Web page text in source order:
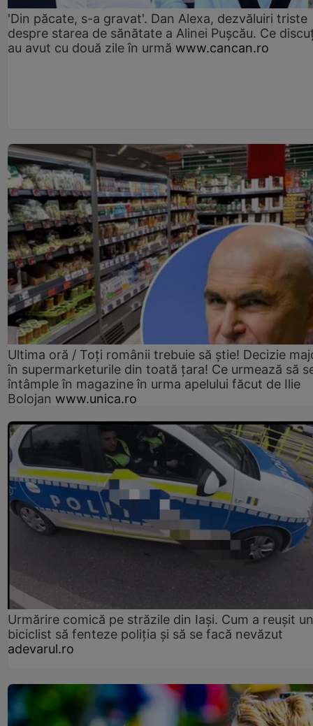
'Din păcate, s-a gravat'. Dan Alexa, dezvăluiri triste
despre starea de sănătate a Alinei Pușcău. Ce
au avut cu două zile în urmă www.cancan.ro
Ultima oră / Toți românii trebuie să știe! Decizie
în supermarketurile din toată țara! Ce urmează să
întâmple în magazine în urma apelului făcut de Ilie
Bolojan www.unica.ro
Urmărire comică pe străzile din Iași. Cum a reușit un
biciclist să fenteze poliția și să se facă nevăzut
adevarul.ro